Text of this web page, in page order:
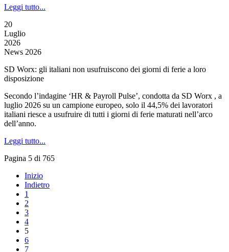
Leggi tutto...
20
Luglio
2026
News 2026
SD Worx: gli italiani non usufruiscono dei giorni di ferie a loro
disposizione
Secondo l’indagine ‘HR & Payroll Pulse’, condotta da SD Worx , a
luglio 2026 su un campione europeo, solo il 44,5% dei lavoratori
italiani riesce a usufruire di tutti i giorni di ferie maturati nell’arco
dell’anno.
Leggi tutto...
Pagina 5 di 765
Inizio
Indietro
1
2
3
4
5
6
7